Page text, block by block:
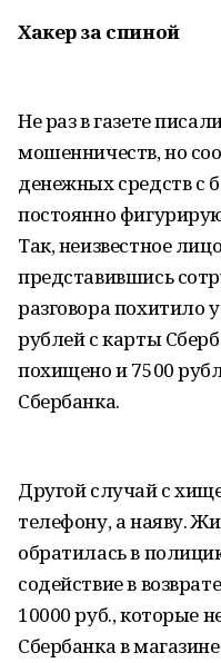
Хакер за спиной
Не раз в газете
мошенничеств, но
денежных средств с
постоянно
Так, неизвестное
представившись
разговора похитило
рублей с карты
похищено и 7500
Сбербанка.
Другой случай с
телефону, а наяву.
обратилась в
содействие в
10000 руб., которые
Сбербанка в